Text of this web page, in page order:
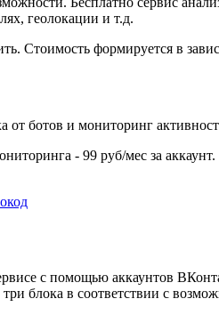
геолокации и т.д.
Стоимость формируется в
от ботов и мониторинг
- 99 руб/мес за
с помощью аккаунтов
блока в соответствии с